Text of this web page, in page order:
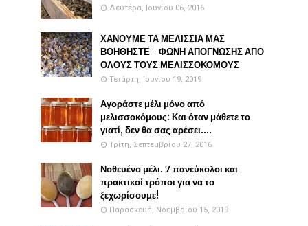
Δευτέρα, Ιουνίου 06, 2016
ΧΑΝΟΥΜΕ ΤΑ ΜΕΛΙΣΣΙΑ ΜΑΣ
ΒΟΗΘΗΣΤΕ - ΦΩΝΗ ΑΠΟΓΝΩΣΗΣ ΑΠΟ
ΟΛΟΥΣ ΤΟΥΣ ΜΕΛΙΣΣΟΚΟΜΟΥΣ
Τετάρτη, Ιουνίου 19, 2019
Αγοράστε μέλι μόνο από
μελισσοκόμους: Και όταν μάθετε το
γιατί, δεν θα σας αρέσει....
Τρίτη, Σεπτεμβρίου 27, 2016
Νοθευένο μέλι. 7 πανεύκολοι και
πρακτικοί τρόποι για να το
ξεχωρίσουμε!
Παρασκευή, Νοεμβρίου 15, 2019